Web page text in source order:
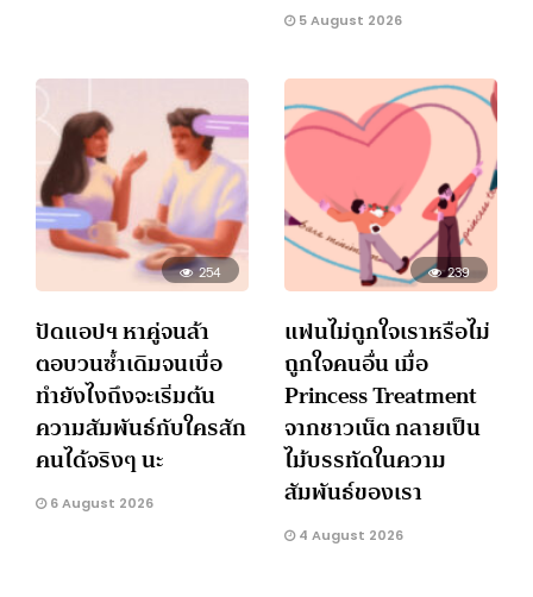
5 August 2026
254
ปัดแอปฯ หาคู่จนล้า
ตอบวนซ้ำเดิมจนเบื่อ
ทำยังไงถึงจะเริ่มต้น
ความสัมพันธ์กับใครสัก
คนได้จริงๆ นะ
6 August 2026
239
แฟนไม่ถูกใจเราหรือไม่
ถูกใจคนอื่น เมื่อ
Princess Treatment
จากชาวเน็ต กลายเป็น
ไม้บรรทัดในความ
สัมพันธ์ของเรา
4 August 2026